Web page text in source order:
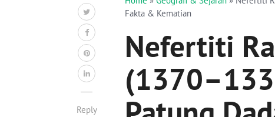
Reply
Fakta & Kematian
Nefertiti